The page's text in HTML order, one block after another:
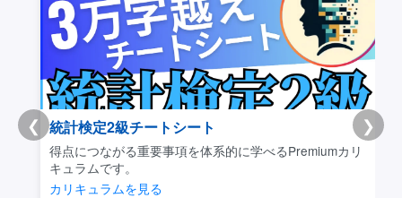
❮ ❯
統計検定2級チートシート
得点につながる重要事項を体系的に学べるPremiumカリ
キュラムです。
カリキュラムを見る